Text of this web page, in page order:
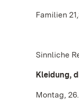
Familien
Sinnliche
Kleidung,
Montag,